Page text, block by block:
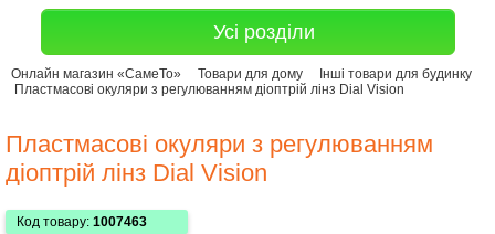
Усі розділи
Онлайн магазин «СамеТо» Товари для дому
Інші товари для будинку
Пластмасові окуляри з регулюванням діоптрій лінз Dial Vision
Пластмасові окуляри з регулюванням
діоптрій лінз Dial Vision
Код товару: 1007463